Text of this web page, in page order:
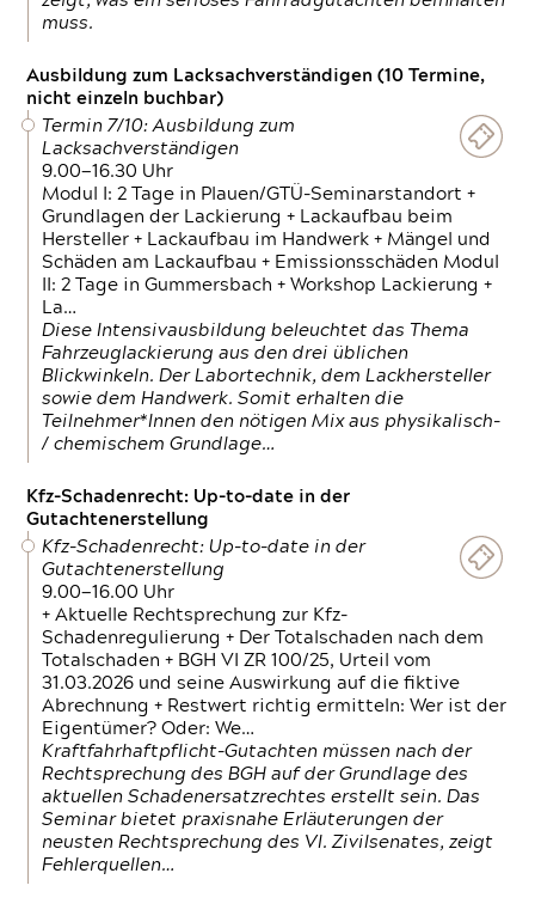
muss.
Ausbildung zum Lacksachverständigen (10 Termine,
nicht einzeln buchbar)
Termin 7/10: Ausbildung zum
Lacksachverständigen
9.00—16.30 Uhr
Modul I: 2 Tage in Plauen/GTÜ-Seminarstandort +
Grundlagen der Lackierung + Lackaufbau beim
Hersteller + Lackaufbau im Handwerk + Mängel und
Schäden am Lackaufbau + Emissionsschäden Modul
II: 2 Tage in Gummersbach + Workshop Lackierung +
La…
Diese Intensivausbildung beleuchtet das Thema
Fahrzeuglackierung aus den drei üblichen
Blickwinkeln. Der Labortechnik, dem Lackhersteller
sowie dem Handwerk. Somit erhalten die
Teilnehmer*Innen den nötigen Mix aus physikalisch-
/ chemischem Grundlage…
Kfz-Schadenrecht: Up-to-date in der
Gutachtenerstellung
Kfz-Schadenrecht: Up-to-date in der
Gutachtenerstellung
9.00—16.00 Uhr
+ Aktuelle Rechtsprechung zur Kfz-
Schadenregulierung + Der Totalschaden nach dem
Totalschaden + BGH VI ZR 100/25, Urteil vom
31.03.2026 und seine Auswirkung auf die fiktive
Abrechnung + Restwert richtig ermitteln: Wer ist der
Eigentümer? Oder: We…
Kraftfahrhaftpflicht-Gutachten müssen nach der
Rechtsprechung des BGH auf der Grundlage des
aktuellen Schadenersatzrechtes erstellt sein. Das
Seminar bietet praxisnahe Erläuterungen der
neusten Rechtsprechung des VI. Zivilsenates, zeigt
Fehlerquellen…